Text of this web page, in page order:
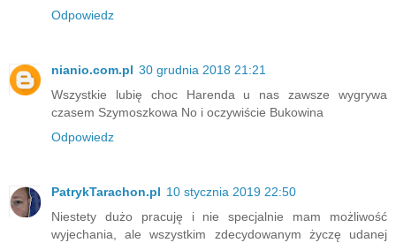
Odpowiedz
nianio.com.pl 30 grudnia 2018 21:21
Wszystkie lubię choc Harenda u nas zawsze wygrywa
czasem Szymoszkowa No i oczywiście Bukowina
Odpowiedz
PatrykTarachon.pl 10 stycznia 2019 22:50
Niestety dużo pracuję i nie specjalnie mam możliwość
wyjechania, ale wszystkim zdecydowanym życzę udanej